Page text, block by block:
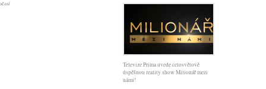
Televize Prima uvede celosvětově
úspěšnou reality show Milionář mezi
námi!